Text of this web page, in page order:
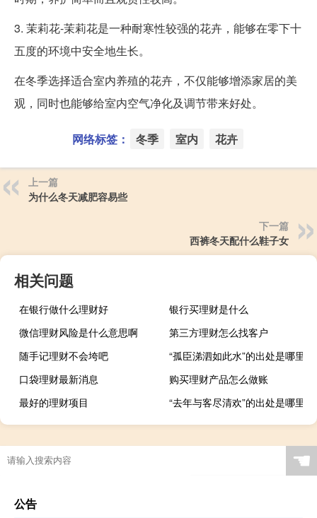
3. 茉莉花-茉莉花是一种耐寒性较强的花卉，能够在零下十
五度的环境中安全地生长。
在冬季选择适合室内养殖的花卉，不仅能够增添家居的美
观，同时也能够给室内空气净化及调节带来好处。
网络标签： 冬季 室内 花卉
上一篇
为什么冬天减肥容易些
下一篇
西裤冬天配什么鞋子女
相关问题
在银行做什么理财好
银行买理财是什么
微信理财风险是什么意思啊
第三方理财怎么找客户
随手记理财不会垮吧
“孤臣涕泗如此水”的出处是哪里
口袋理财最新消息
购买理财产品怎么做账
最好的理财项目
“去年与客尽清欢”的出处是哪里
☚
公告